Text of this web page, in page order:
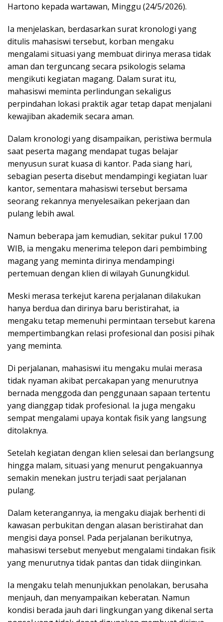
Hartono kepada wartawan, Minggu (24/5/2026).
Ia menjelaskan, berdasarkan surat kronologi yang
ditulis mahasiswi tersebut, korban mengaku
mengalami situasi yang membuat dirinya merasa tidak
aman dan terguncang secara psikologis selama
mengikuti kegiatan magang. Dalam surat itu,
mahasiswi meminta perlindungan sekaligus
perpindahan lokasi praktik agar tetap dapat menjalani
kewajiban akademik secara aman.
Dalam kronologi yang disampaikan, peristiwa bermula
saat peserta magang mendapat tugas belajar
menyusun surat kuasa di kantor. Pada siang hari,
sebagian peserta disebut mendampingi kegiatan luar
kantor, sementara mahasiswi tersebut bersama
seorang rekannya menyelesaikan pekerjaan dan
pulang lebih awal.
Namun beberapa jam kemudian, sekitar pukul 17.00
WIB, ia mengaku menerima telepon dari pembimbing
magang yang meminta dirinya mendampingi
pertemuan dengan klien di wilayah Gunungkidul.
Meski merasa terkejut karena perjalanan dilakukan
hanya berdua dan dirinya baru beristirahat, ia
mengaku tetap memenuhi permintaan tersebut karena
mempertimbangkan relasi profesional dan posisi pihak
yang meminta.
Di perjalanan, mahasiswi itu mengaku mulai merasa
tidak nyaman akibat percakapan yang menurutnya
bernada menggoda dan penggunaan sapaan tertentu
yang dianggap tidak profesional. Ia juga mengaku
sempat mengalami upaya kontak fisik yang langsung
ditolaknya.
Setelah kegiatan dengan klien selesai dan berlangsung
hingga malam, situasi yang menurut pengakuannya
semakin menekan justru terjadi saat perjalanan
pulang.
Dalam keterangannya, ia mengaku diajak berhenti di
kawasan perbukitan dengan alasan beristirahat dan
mengisi daya ponsel. Pada perjalanan berikutnya,
mahasiswi tersebut menyebut mengalami tindakan fisik
yang menurutnya tidak pantas dan tidak diinginkan.
Ia mengaku telah menunjukkan penolakan, berusaha
menjauh, dan menyampaikan keberatan. Namun
kondisi berada jauh dari lingkungan yang dikenal serta